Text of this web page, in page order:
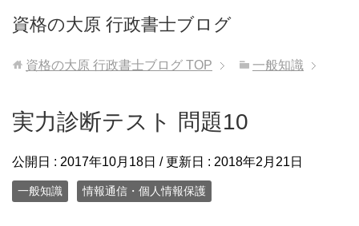
資格の大原 行政書士ブログ
資格の大原 行政書士ブログ TOP 一般知識
実力診断テスト 問題10
公開日 : 2017年10月18日 / 更新日 : 2018年2月21日
一般知識 情報通信・個人情報保護